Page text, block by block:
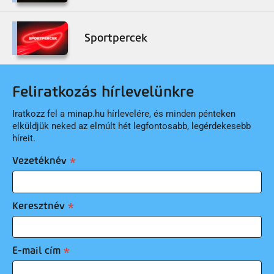
Sportpercek
Feliratkozás hírlevelünkre
Iratkozz fel a minap.hu hírlevelére, és minden pénteken
elküldjük neked az elmúlt hét legfontosabb, legérdekesebb
híreit.
Vezetéknév
Keresztnév
E-mail cím